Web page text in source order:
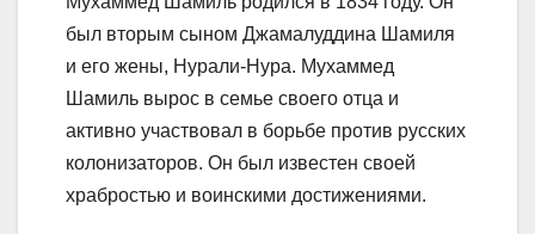
был вторым сыном Джамалуддина Шамиля
и его жены, Нурали-Нура. Мухаммед
Шамиль вырос в семье своего отца и
активно участвовал в борьбе против русских
колонизаторов. Он был известен своей
храбростью и воинскими достижениями.